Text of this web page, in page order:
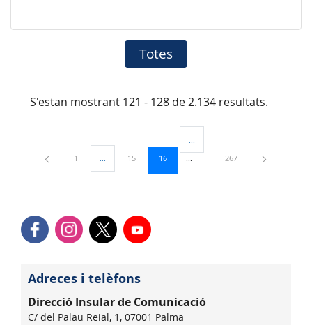
Totes
S'estan mostrant 121 - 128 de 2.134 resultats.
Pàgina
1 ...Pàgines intermèdies Utilitzeu TAB per navegar.
Pàgina
15 Pàgina
16
Pàgines intermèdies Utilitzeu
Pàgina
267
Adreces i telèfons
Direcció Insular de Comunicació
C/ del Palau Reial, 1, 07001 Palma